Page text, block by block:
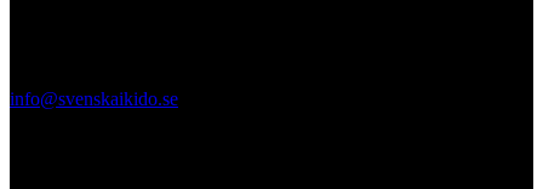
info@svenskaikido.se